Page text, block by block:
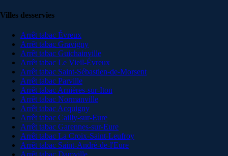
Villes desservies
Arrêt tabac Évreux
Arrêt tabac Gravigny
Arrêt tabac Guichainville
Arrêt tabac Le Vieil-Évreux
Arrêt tabac Saint-Sébastien-de-Morsent
Arrêt tabac Parville
Arrêt tabac Arnières-sur-Iton
Arrêt tabac Normanville
Arrêt tabac Acquigny
Arrêt tabac Cailly-sur-Eure
Arrêt tabac Garennes-sur-Eure
Arrêt tabac La Croix-Saint-Leufroy
Arrêt tabac Saint-André-de-l'Eure
Arrêt tabac Damville